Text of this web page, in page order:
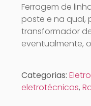
Ferragem de
poste e na qual,
transformador
eventualmente,
Categorias:
eletrotécnicas,